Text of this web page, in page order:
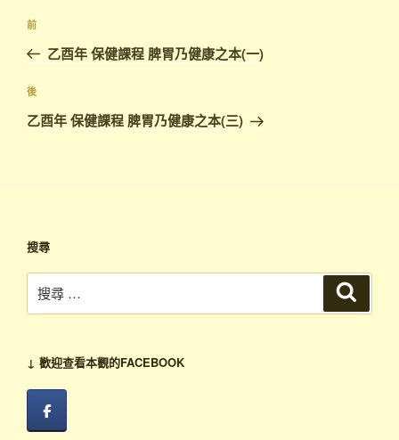
文
導
覽
上
一
篇
文
章
前
乙酉年 保健課程 脾胃乃健康之本(一)
下
篇
文
後
乙酉年 保健課程 脾胃乃健康之本(三)
搜尋
尋：
↓ 歡迎查看本觀的FACEBOOK